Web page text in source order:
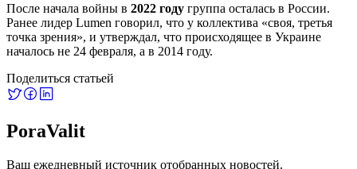
После начала войны в 2022 году группа осталась в России.
Ранее лидер Lumen говорил, что у коллектива «своя, третья
точка зрения», и утверждал, что происходящее в Украине
началось не 24 февраля, а в 2014 году.
Поделиться статьей
PoraValit
Ваш ежедневный источник отобранных новостей.